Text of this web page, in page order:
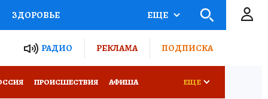
ЗДОРОВЬЕ
РОССИИ
ЕЩЕ
РАДИО РЕКЛАМА ПОДПИСКА
ПРОИСШЕСТВИЯ АФИША ЕЩЕ